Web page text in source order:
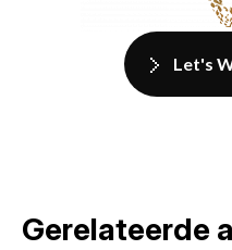
Let's
Gerelateerde